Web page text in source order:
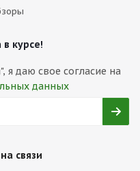
в курсе!
я даю свое согласие на
данных
связи